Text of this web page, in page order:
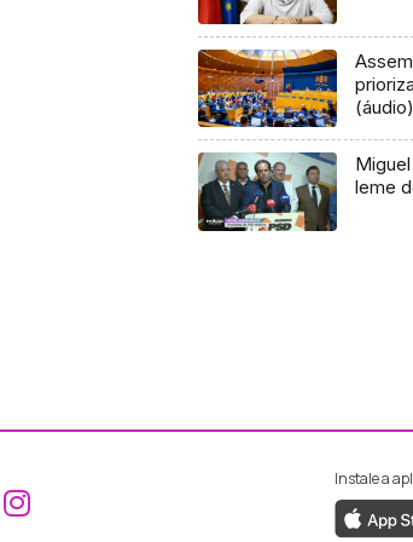
(áudio)
leme
Aceder ao Facebook da RTP
Aceder ao Instagram da
Instale a